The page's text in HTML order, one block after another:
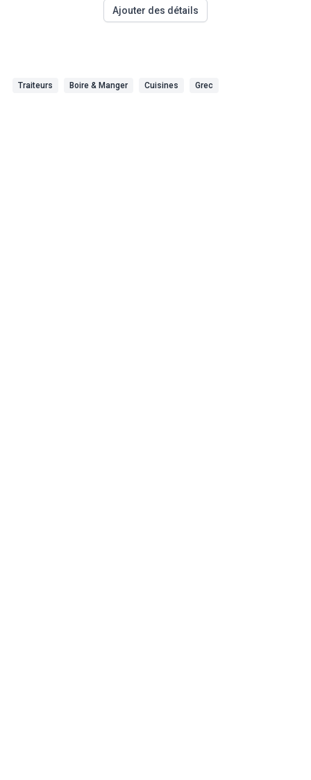
Ajouter des détails
Traiteurs Boire & Manger Cuisines Grec